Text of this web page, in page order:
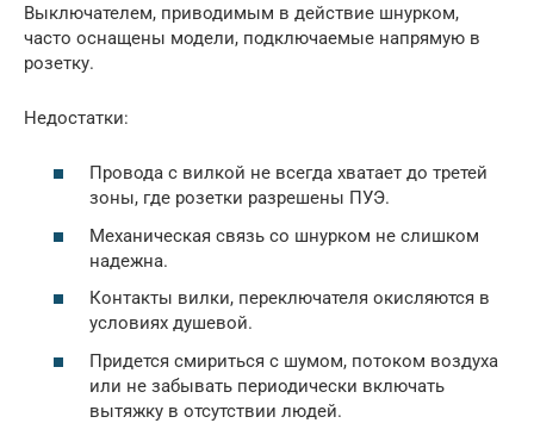
Выключателем, приводимым в действие шнурком,
часто оснащены модели, подключаемые напрямую в
розетку.
Недостатки:
Провода с вилкой не всегда хватает до третей
зоны, где розетки разрешены ПУЭ.
Механическая связь со шнурком не слишком
надежна.
Контакты вилки, переключателя окисляются в
условиях душевой.
Придется смириться с шумом, потоком воздуха
или не забывать периодически включать
вытяжку в отсутствии людей.